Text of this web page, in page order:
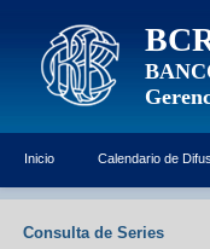
Inicio Calendario de
Consulta de Series